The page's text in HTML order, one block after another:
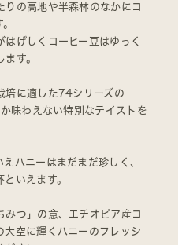
りの高地や半森林のなかにコ
げしくコーヒー豆はゆっく
す。
培に適した74シリーズの
味わえない特別なテイストを
ハニーはまだまだ珍しく、
いえます。
みつ」の意、エチオピア産コ
大空に輝くハニーのフレッシ